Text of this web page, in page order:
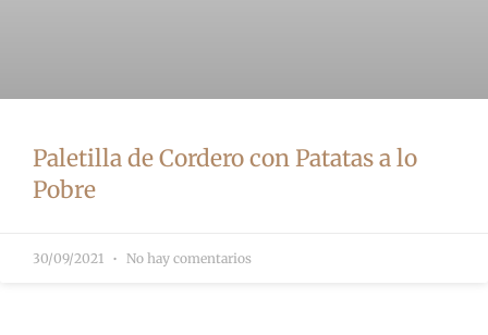
Paletilla de Cordero con Patatas a lo
Pobre
30/09/2021 No hay comentarios